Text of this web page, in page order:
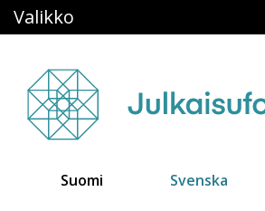
Main navigation
Valikko
Suomi Svenska